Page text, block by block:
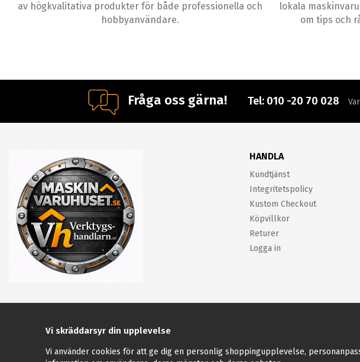
av högkvalitativa produkter för både professionella och
hobbyanvändare.
lokala
om tips och
Fråga oss gärna! Tel: 010 -20 70 028
HANDLA
Kundtjänst
Integritetspolicy
Kustom Checkout
Köpvillkor
Returer
Logga in
Vi skräddarsyr din upplevelse
Vi använder cookies för att ge dig en personlig shoppingupplevelse,